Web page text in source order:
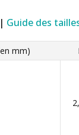
Guide des
mm)